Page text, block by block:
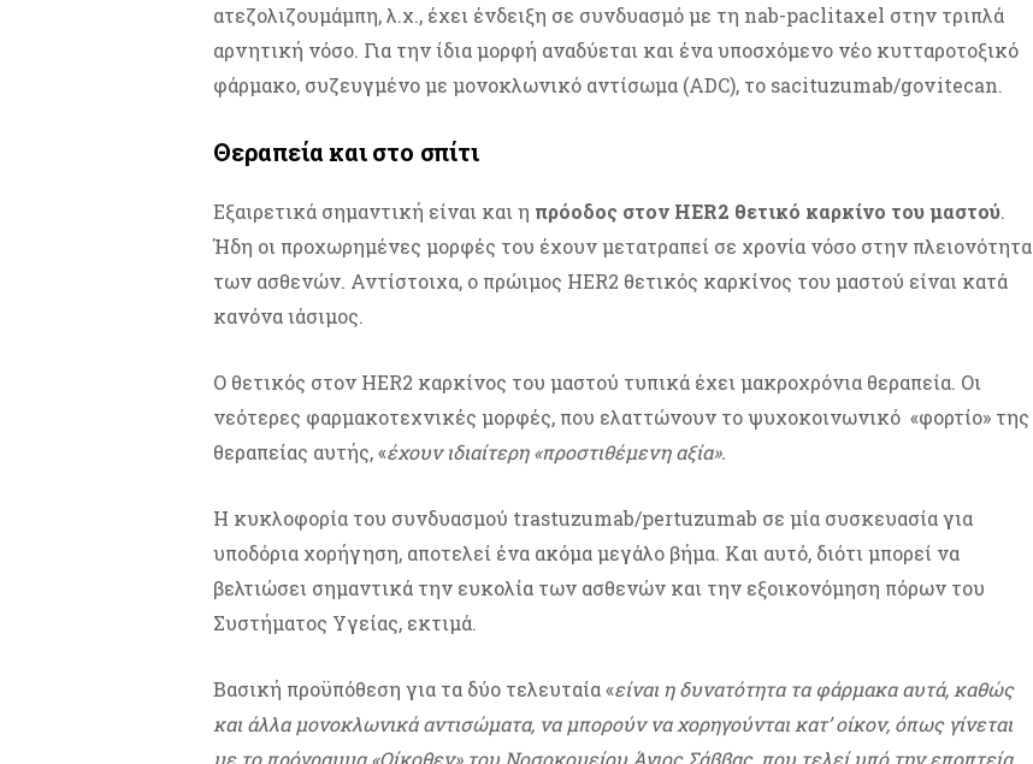
ατεζολιζουμάμπη, λ.χ., έχει ένδειξη σε συνδυασμό με τη nab-paclitaxel στην τριπλά
αρνητική νόσο. Για την ίδια μορφή αναδύεται και ένα υποσχόμενο νέο κυτταροτοξικό
φάρμακο, συζευγμένο με μονοκλωνικό αντίσωμα (ADC), το sacituzumab/govitecan.
Θεραπεία και στο σπίτι
Εξαιρετικά σημαντική είναι και η πρόοδος στον HER2 θετικό καρκίνο του μαστού.
Ήδη οι προχωρημένες μορφές του έχουν μετατραπεί σε χρονία νόσο στην πλειονότητα
των ασθενών. Αντίστοιχα, ο πρώιμος HER2 θετικός καρκίνος του μαστού είναι κατά
κανόνα ιάσιμος.
Ο θετικός στον HER2 καρκίνος του μαστού τυπικά έχει μακροχρόνια θεραπεία. Οι
νεότερες φαρμακοτεχνικές μορφές, που ελαττώνουν το ψυχοκοινωνικό «φορτίο» της
θεραπείας αυτής, «έχουν ιδιαίτερη «προστιθέμενη αξία».
Η κυκλοφορία του συνδυασμού trastuzumab/pertuzumab σε μία συσκευασία για
υποδόρια χορήγηση, αποτελεί ένα ακόμα μεγάλο βήμα. Και αυτό, διότι μπορεί να
βελτιώσει σημαντικά την ευκολία των ασθενών και την εξοικονόμηση πόρων του
Συστήματος Υγείας, εκτιμά.
Βασική προϋπόθεση για τα δύο τελευταία «είναι η δυνατότητα τα φάρμακα αυτά, καθώς
και άλλα μονοκλωνικά αντισώματα, να μπορούν να χορηγούνται κατ’ οίκον, όπως γίνεται
με το πρόγραμμα «Οίκοθεν» του Νοσοκομείου Άγιος Σάββας, που τελεί υπό την εποπτεία